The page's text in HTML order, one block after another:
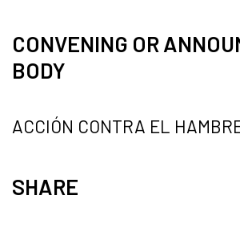
CONVENING OR
BODY
ACCIÓN CONTRA EL
SHARE